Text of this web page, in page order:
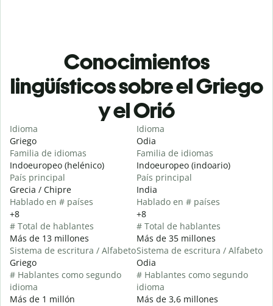
Conocimientos
lingüísticos sobre el Griego
y el Orió
Idioma
Griego
Familia de idiomas
Indoeuropeo (helénico)
País principal
Grecia / Chipre
Hablado en # países
+8
# Total de hablantes
Más de 13 millones
Sistema de escritura / Alfabeto
Griego
# Hablantes como segundo
idioma
Más de 1 millón
Idioma
Odia
Familia de idiomas
Indoeuropeo (indoario)
País principal
India
Hablado en # países
+8
# Total de hablantes
Más de 35 millones
Sistema de escritura / Alfabeto
Odia
# Hablantes como segundo
idioma
Más de 3,6 millones